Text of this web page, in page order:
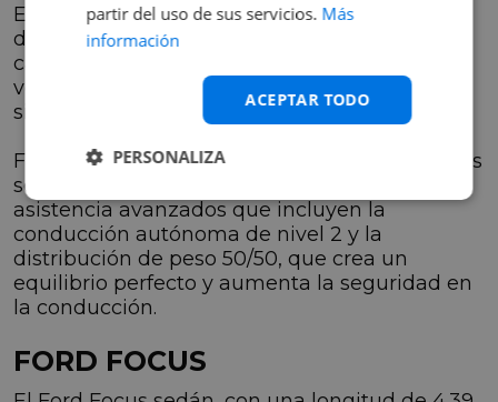
En cuanto a las motorizaciones de gasolina y
diésel, se combinan con una rápida y suave
caja de cambios automática de ocho
velocidades y una caja manual con levas
situadas detrás del volante.
Finalmente, entre las características distintivas
se encuentran numerosos sistemas de
asistencia avanzados que incluyen la
conducción autónoma de nivel 2 y la
distribución de peso 50/50, que crea un
equilibrio perfecto y aumenta la seguridad en
la conducción.
FORD FOCUS
partir del uso de sus servicios. Más
información
ACEPTAR TODO
PERSONALIZA